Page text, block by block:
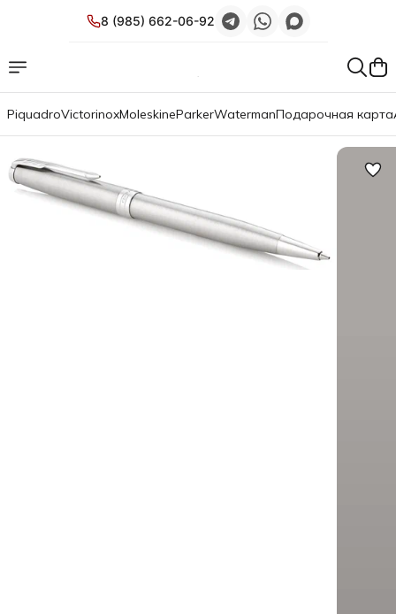
8 (985) 662-06-92
PiquadroVictorinoxMoleskineParkerWatermanПодарочная карта